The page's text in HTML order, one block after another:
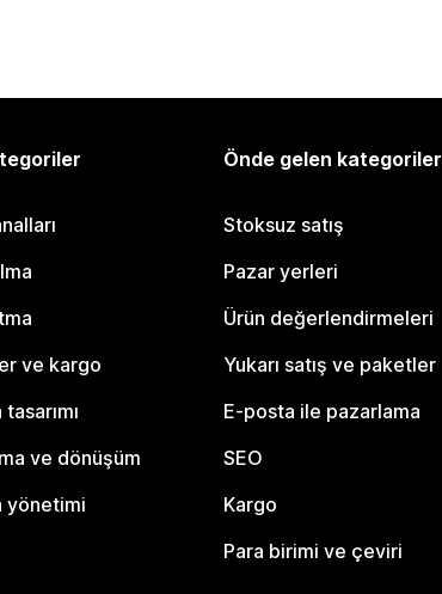
ve kargo
ve dönüşüm
yönetimi
Önde gelen kategoriler
Stoksuz satış
Pazar yerleri
Ürün değerlendirmeleri
Yukarı satış ve paketler
E-posta ile pazarlama
SEO
Kargo
Para birimi ve çeviri